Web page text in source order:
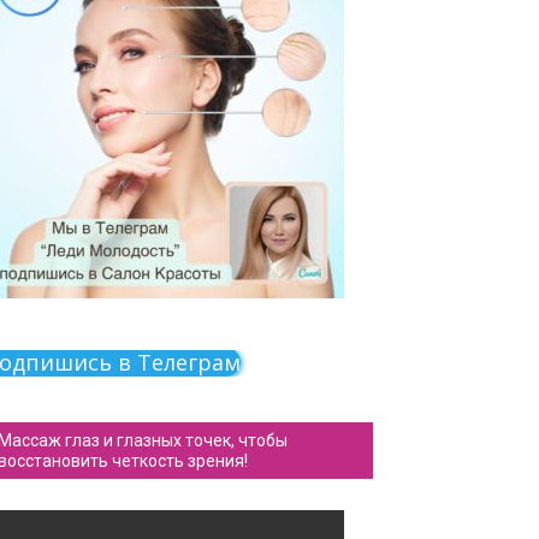
в Телеграм
глаз и глазных точек, чтобы
четкость зрения!